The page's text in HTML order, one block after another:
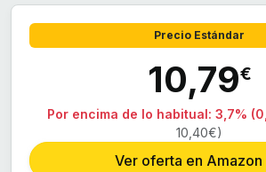
Precio Estándar
10,79€
Por encima de lo habitual: 3,7%
10,40€)
Ver oferta en Amazon